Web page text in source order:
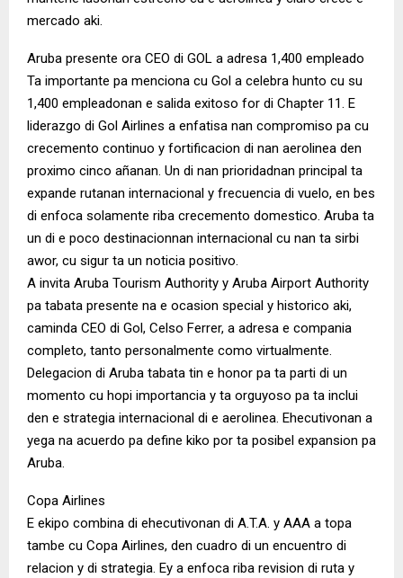
mercado aki.
Aruba presente ora CEO di GOL a adresa 1,400 empleado
Ta importante pa menciona cu Gol a celebra hunto cu su
1,400 empleadonan e salida exitoso for di Chapter 11. E
liderazgo di Gol Airlines a enfatisa nan compromiso pa cu
crecemento continuo y fortificacion di nan aerolinea den
proximo cinco añanan. Un di nan prioridadnan principal ta
expande rutanan internacional y frecuencia di vuelo, en bes
di enfoca solamente riba crecemento domestico. Aruba ta
un di e poco destinacionnan internacional cu nan ta sirbi
awor, cu sigur ta un noticia positivo.
A invita Aruba Tourism Authority y Aruba Airport Authority
pa tabata presente na e ocasion special y historico aki,
caminda CEO di Gol, Celso Ferrer, a adresa e compania
completo, tanto personalmente como virtualmente.
Delegacion di Aruba tabata tin e honor pa ta parti di un
momento cu hopi importancia y ta orguyoso pa ta inclui
den e strategia internacional di e aerolinea. Ehecutivonan a
yega na acuerdo pa define kiko por ta posibel expansion pa
Aruba.
Copa Airlines
E ekipo combina di ehecutivonan di A.T.A. y AAA a topa
tambe cu Copa Airlines, den cuadro di un encuentro di
relacion y di strategia. Ey a enfoca riba revision di ruta y